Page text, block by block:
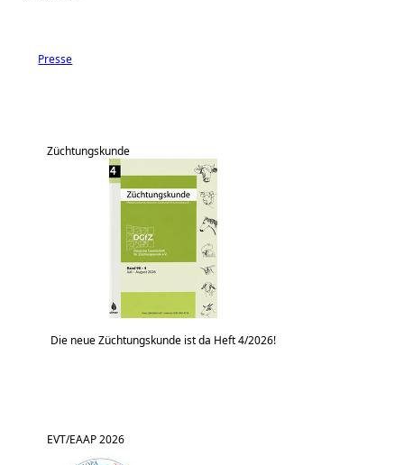
Presse
Züchtungskunde
Die neue Züchtungskunde ist da Heft 4/2026!
EVT/EAAP 2026